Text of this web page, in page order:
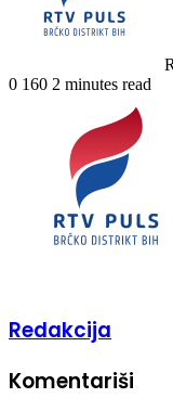
0 160 2 minutes read
Redakcija
Komentariši